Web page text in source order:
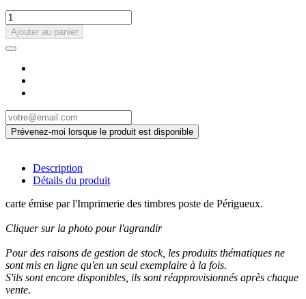
Ajouter au panier
Description
Détails du produit
carte émise par l'Imprimerie des timbres poste de Périgueux.
Cliquer sur la photo pour l'agrandir
Pour des raisons de gestion de stock, les produits thématiques ne
sont mis en ligne qu'en un seul exemplaire à la fois.
S'ils sont encore disponibles, ils sont réapprovisionnés après chaque
vente.